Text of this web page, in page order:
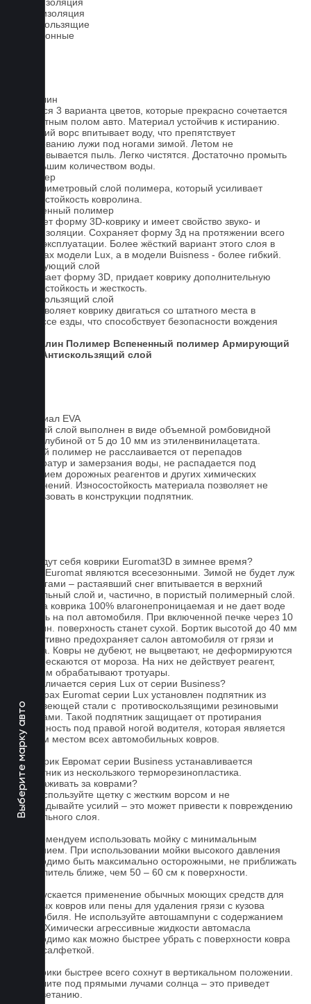
Выберите марку авто
Теплоизоляция
Антискользящие
Всесезонные
Ковролин
Имеется 3 варианта цветов, которые прекрасно сочетается
со штатным полом авто. Материал устойчив к истиранию.
Короткий ворс впитывает воду, что препятствует
образованию лужи под ногами зимой. Летом не
образовывается пыль. Легко чистятся. Достаточно промыть
небольшим количеством воды.
Полимер
1-миллиметровый слой полимера, который усиливает
износостойкость ковролина.
Вспененный полимер
Придает форму 3D-коврику и имеет свойство звуко- и
теплоизоляции. Сохраняет форму 3д на протяжении всего
срока эксплуатации. Более жёсткий вариант этого слоя в
ковриках модели Lux, а в модели Buisness - более гибкий.
Армирующий слой
Усиливает форму 3D, придает коврику дополнительную
износостойкость и жесткость.
Антискользящий слой
Не позволяет коврику двигаться со штатного места в
процессе езды, что способствует безопасности вождения
Ковролин Полимер Вспененный полимер Армирующий
Антискользящий слой
Материал EVA
Верхний слой выполнен в виде объемной ромбовидной
сетки глубиной от 5 до 10 мм из этиленвинилацетата.
Данный полимер не расслаивается от перепадов
температур и замерзания воды, не распадается под
действием дорожных реагентов и других химических
загрязнений. Износостойкость материала позволяет не
использовать в конструкции подпятник.
Как ведут себя коврики Euromat3D в зимнее время?
Ковры Euromat являются всесезонными. Зимой не будет луж
под ногами – растаявший снег впитывается в верхний
текстильный слой и, частично, в пористый полимерный слой.
Основа коврика 100% влагонепроницаемая и не дает воде
попасть на пол автомобиля. При включенной печке через 10
- 15 мин. поверхность станет сухой. Бортик высотой до 40 мм
эффективно предохраняет салон автомобиля от грязи и
мусора. Ковры не дубеют, не выцветают, не деформируются
и не трескаются от мороза. На них не действует реагент,
которым обрабатывают тротуары.
Чем отличается серия Lux от серии Business?
На коврах Euromat серии Lux установлен подпятник из
нержавеющей стали с противоскользящими резиновыми
вставками. Такой подпятник защищает от протирания
поверхность под правой ногой водителя, которая является
слабым местом всех автомобильных ковров.
На коврик Евромат серии Business устанавливается
подпятник из нескользкого терморезинопластика.
Как ухаживать за коврами?
1.Не используйте щетку с жестким ворсом и не
прикладывайте усилий – это может привести к повреждению
текстильного слоя.
2. Рекомендуем использовать мойку с минимальным
давлением. При использовании мойки высокого давления
необходимо быть максимально осторожными, не приближать
распылитель ближе, чем 50 – 60 см к поверхности.
3. Допускается применение обычных моющих средств для
бытовых ковров или пены для удаления грязи с кузова
автомобиля. Не используйте автошампуни с содержанием
воска! Химически агрессивные жидкости автомасла
необходимо как можно быстрее убрать с поверхности ковра
сухой салфеткой.
4. Коврики быстрее всего сохнут в вертикальном положении.
Не сушите под прямыми лучами солнца – это приведет
к выцветанию.